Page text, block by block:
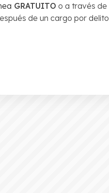
GRATUITO o a través de
de un cargo por delito